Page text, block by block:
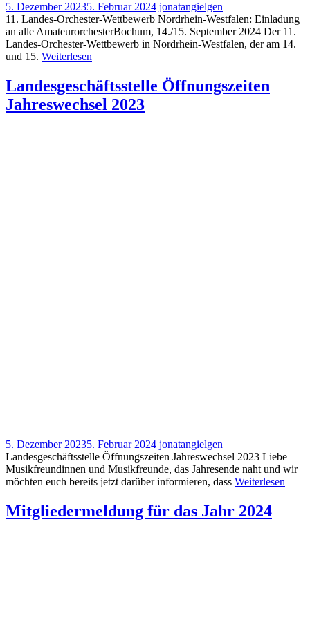
5. Dezember 20235. Februar 2024 jonatangielgen
11. Landes-Orchester-Wettbewerb Nordrhein-Westfalen: Einladung
an alle AmateurorchesterBochum, 14./15. September 2024 Der 11.
Landes-Orchester-Wettbewerb in Nordrhein-Westfalen, der am 14.
und 15. Weiterlesen
Landesgeschäftsstelle Öffnungszeiten
Jahreswechsel 2023
5. Dezember 20235. Februar 2024 jonatangielgen
Landesgeschäftsstelle Öffnungszeiten Jahreswechsel 2023 Liebe
Musikfreundinnen und Musikfreunde, das Jahresende naht und wir
möchten euch bereits jetzt darüber informieren, dass Weiterlesen
Mitgliedermeldung für das Jahr 2024